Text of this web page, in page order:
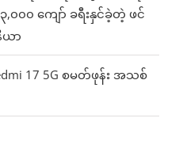
,၀၀၀ ကျော် ခရီးနှင်ခဲ့တဲ့ ဖင်
ယာ
17 5G စမတ်ဖုန်း အသစ်